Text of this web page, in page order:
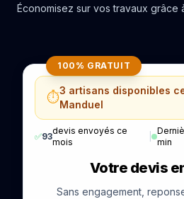
Économisez sur vos travaux grâce
100% GRATUIT
⏱️3 artisans disponibles
Manduel
✅93
devis envoyés ce
mois
min
Votre devis
Sans engagement,